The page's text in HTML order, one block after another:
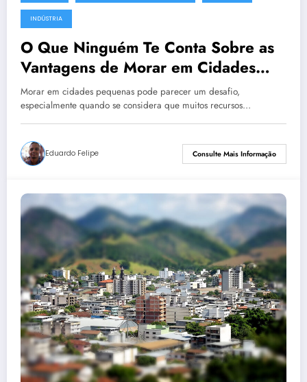
INDÚSTRIA
O Que Ninguém Te Conta Sobre as
Vantagens de Morar em Cidades
Pequenas
Morar em cidades pequenas pode parecer um desafio,
especialmente quando se considera que muitos recursos…
Eduardo Felipe Consulte Mais Informação